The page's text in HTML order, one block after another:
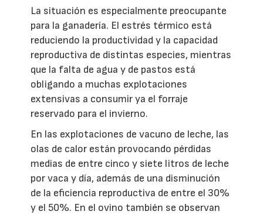
La situación es especialmente preocupante
para la ganadería. El estrés térmico está
reduciendo la productividad y la capacidad
reproductiva de distintas especies, mientras
que la falta de agua y de pastos está
obligando a muchas explotaciones
extensivas a consumir ya el forraje
reservado para el invierno.
En las explotaciones de vacuno de leche, las
olas de calor están provocando pérdidas
medias de entre cinco y siete litros de leche
por vaca y día, además de una disminución
de la eficiencia reproductiva de entre el 30%
y el 50%. En el ovino también se observan